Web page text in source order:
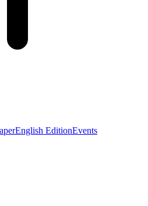
English EditionEvents